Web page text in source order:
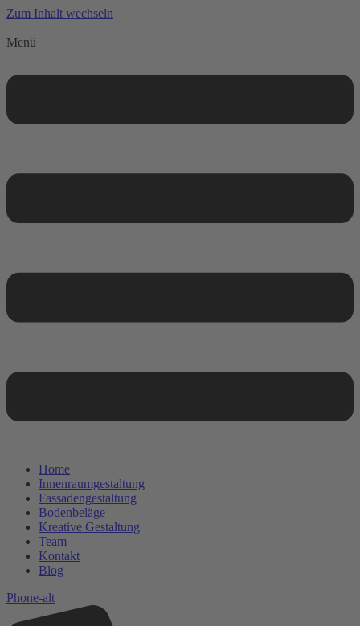
Zum Inhalt wechseln
Menü
Home
Innenraumgestaltung
Fassadengestaltung
Bodenbeläge
Kreative Gestaltung
Team
Kontakt
Blog
Phone-alt